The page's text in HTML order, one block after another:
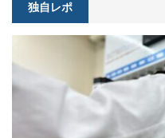
独自レポ